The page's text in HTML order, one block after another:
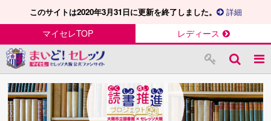
このサイトは2020年3月31日に更新を終了しました。 詳細
マイセレTOP レディース